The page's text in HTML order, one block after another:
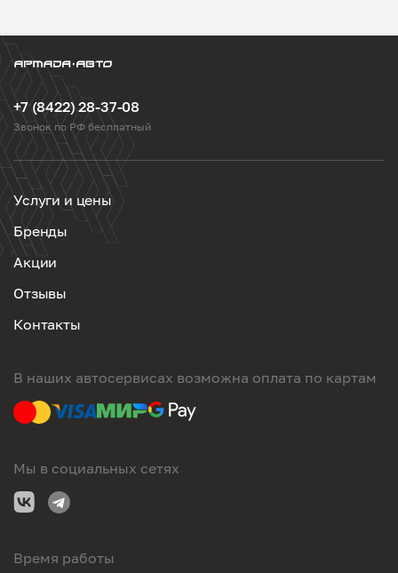
+7 (8422) 28-37-08
Звонок по РФ бесплатный
Услуги и цены
Бренды
Акции
Отзывы
Контакты
В наших автосервисах возможна оплата по картам
Мы в социальных сетях
Время работы